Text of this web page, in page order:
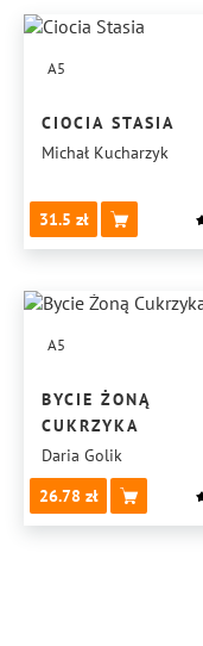
A5
CIOCIA STASIA
Michał Kucharzyk
31.5
A5
BYCIE ŻONĄ
CUKRZYKA
Daria Golik
26.78